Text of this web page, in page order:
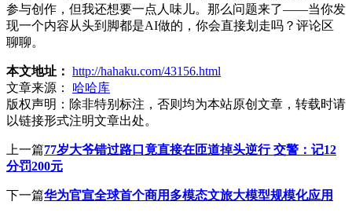
参与创作，但我还想要一点人味儿。那么问题来了——当你发
现一个内容从头到脚都是AI做的，你会直接划走吗？评论区
聊聊。
本文地址： http://hahaku.com/43156.html
文章来源：
哈哈库
版权声明： 除非特别标注，否则均为本站原创文章，转载时请
以链接形式注明文章出处。
上一篇77岁大爷错过路口竟直接在匝道掉头逆行 交警：记12
分罚200元
下一篇华为官宣全球首个商用多模态文旅大模型规模化应用